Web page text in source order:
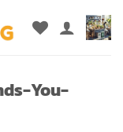
You-